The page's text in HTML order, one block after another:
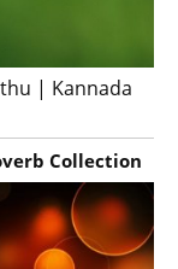
| Kannada
Collection